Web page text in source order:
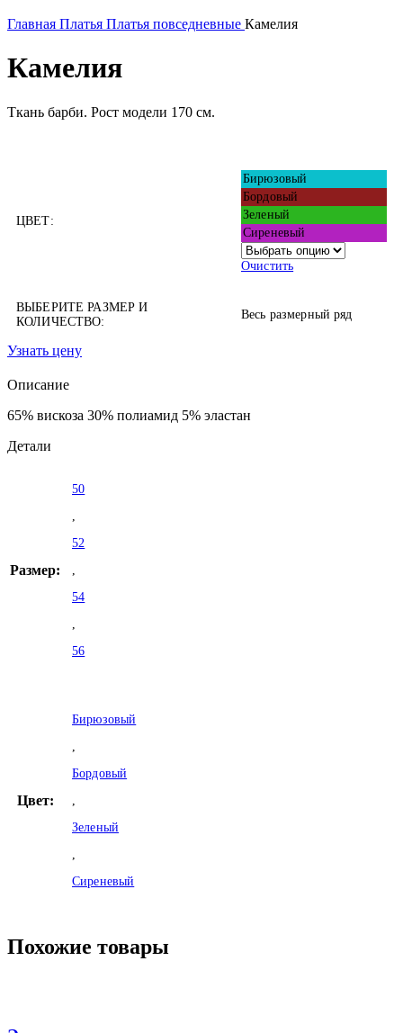
Главная Платья Платья повседневные Камелия
Камелия
Ткань барби. Рост модели 170 см.
ЦВЕТ:
Бирюзовый
Бордовый
Зеленый
Сиреневый
Очистить
ВЫБЕРИТЕ РАЗМЕР И
КОЛИЧЕСТВО:
Весь размерный ряд
Узнать цену
Описание
65% вискоза 30% полиамид 5% эластан
Детали
Размер:
50
52
54
56
Цвет:
Бирюзовый
Бордовый
Зеленый
Сиреневый
Похожие товары